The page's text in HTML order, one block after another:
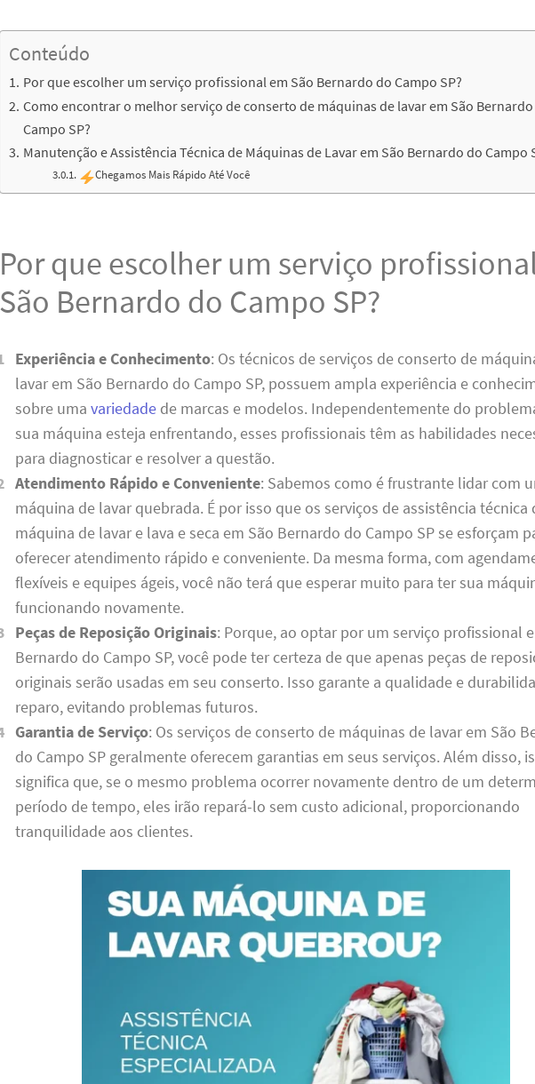
Conteúdo
Por que escolher um serviço profissional em São Bernardo do Campo SP?
Como encontrar o melhor serviço de conserto de máquinas de lavar em São
Campo SP?
Manutenção e Assistência Técnica de Máquinas de Lavar em São Bernardo do Campo
Chegamos Mais Rápido Até Você
Por que escolher um serviço
São Bernardo do Campo SP?
Experiência e Conhecimento: Os técnicos de serviços de conserto de
lavar em São Bernardo do Campo SP, possuem ampla experiência e
sobre umavariedade de marcas e modelos. Independentemente do
sua máquina esteja enfrentando, esses profissionais têm as habilidades
para diagnosticar e resolver a questão.
Atendimento Rápido e Conveniente: Sabemos como é frustrante lidar com
máquina de lavar quebrada. É por isso que os serviços de assistência técnica
máquina de lavar e lava e seca em São Bernardo do Campo SP se esforçam
oferecer atendimento rápido e conveniente. Da mesma forma, com
flexíveis e equipes ágeis, você não terá que esperar muito para ter sua
funcionando novamente.
Peças de Reposição Originais: Porque, ao optar por um serviço profissional
Bernardo do Campo SP, você pode ter certeza de que apenas peças de
originais serão usadas em seu conserto. Isso garante a qualidade e
reparo, evitando problemas futuros.
Garantia de Serviço: Os serviços de conserto de máquinas de lavar em São
do Campo SP geralmente oferecem garantias em seus serviços. Além disso,
significa que, se o mesmo problema ocorrer novamente dentro de um
período de tempo, eles irão repará-lo sem custo adicional, proporcionando
tranquilidade aos clientes.